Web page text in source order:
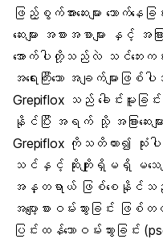
ဖြည့်စွက်အားဆေးများ သောက်နေခြ
ဆေးများ အစားအစာများ နှ
အောက်ပါတို့သည်လဲ သင်ဘေး
အရေးကြီးသော အချက်များဖြစ်
Grepiflox သည် ခေါင်းမူးခြ
နိုင်ပြီး အရက် သို့ အခြားဆေး
Grepiflox ကိုသတိထား၍ သုံးပ
သင်နှင့် ဆိုးကျိုးရှိမရှိ မသေချာ
အန္တရာယ် ဖြစ်စေနိုင်သည့်
အပျော့စားဝမ်းသွားခြင်း ဖ
ပြင်းထန်သောဝမ်းသွားခြင်း